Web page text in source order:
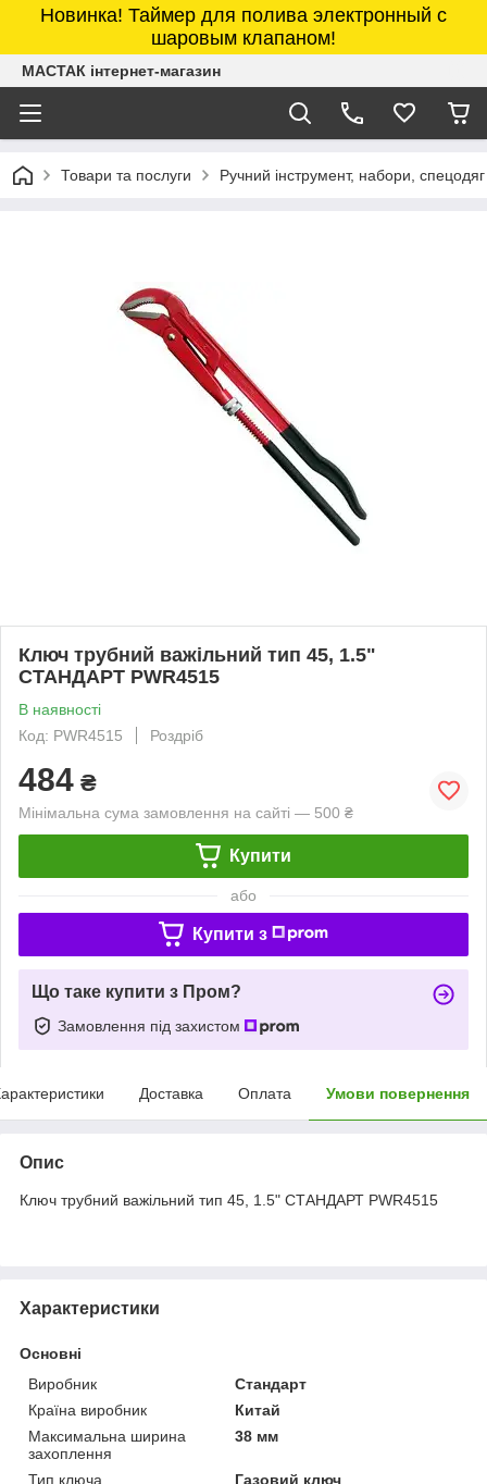
Новинка! Таймер для полива электронный с
шаровым клапаном!
МАСТАК інтернет-магазин
Товари та послуги Ручний інструмент, набори, спецодяг
Ключ трубний важільний тип 45, 1.5"
СТАНДАРТ PWR4515
В наявності
Код: PWR4515
Роздріб
484 ₴
Мінімальна сума замовлення на сайті — 500 ₴
Купити
або
Купити з
Що таке купити з Пром?
Замовлення під захистом
Доставка Оплата Умови повернення
Опис
Ключ трубний важільний тип 45, 1.5" СТАНДАРТ PWR4515
Характеристики
Основні
Виробник
Стандарт
Країна виробник
Китай
Максимальна ширина
захоплення
38 мм
Тип ключа Газовий ключ